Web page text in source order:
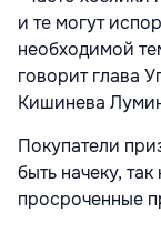
и те могут
необходимой
говорит глава
Кишинева
Покупатели
быть начеку,
просроченные